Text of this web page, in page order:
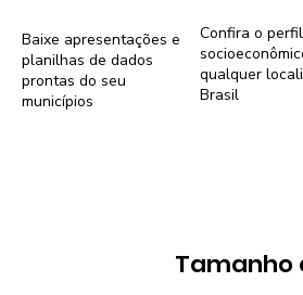
Baixe apresentações e
planilhas de dados
prontas do seu
municípios
Confira o perfil
qualquer
Brasil
Tamanho